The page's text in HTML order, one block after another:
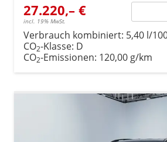
27.220,– €
incl. 19% MwSt.
Verbrauch kombiniert: 5,40 l/
CO2-Klasse: D
CO2-Emissionen: 120,00 g/km